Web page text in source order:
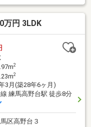
稲荷山公園」内に位
まして誠にありがとう
市の不動産購入や売
ください。お問合せ・
ます。
万円 3LDK
2
2
3月(築28年6ヶ月)
練馬高野台駅 徒歩8分
区高野台３